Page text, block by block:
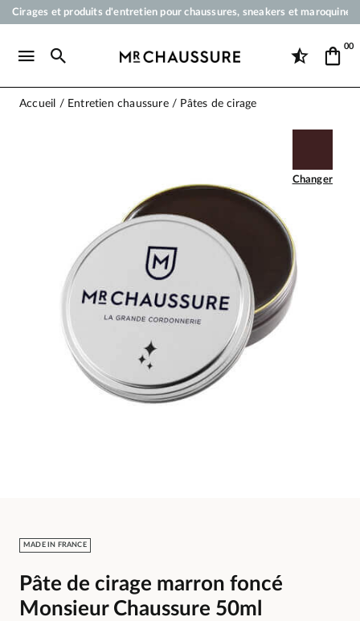
Cirages et produits d'entretien pour chaussures, sneakers et
Paiement en 3x 4x par carte bancaire dès 50 €
00
Accueil Entretien chaussure Pâtes de cirage
Changer
MADE IN FRANCE
Pâte de cirage marron foncé
Monsieur Chaussure 50ml